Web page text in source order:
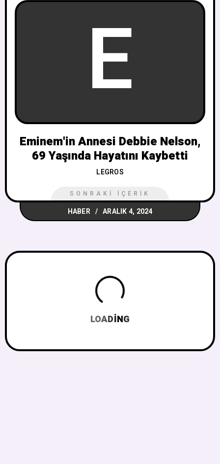
E
Eminem'in Annesi Debbie Nelson,
69 Yaşında Hayatını Kaybetti
LEGROS
SONRAKI İÇERIK
HABER ARALIK 4, 2024
LOADING